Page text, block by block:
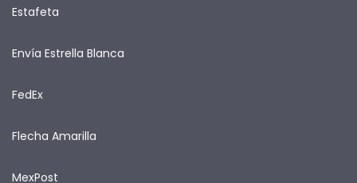
Estafeta
Envía Estrella Blanca
FedEx
Flecha Amarilla
MexPost